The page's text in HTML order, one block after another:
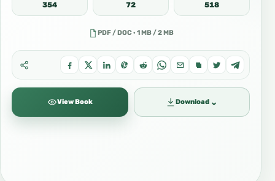
#علم_نافع
#اللغة_العربية
#تعلم_العربية
#العربية_لغة_القرآن
#علوم_القرآن
354 72 518
PDF / DOC · 1 MB / 2 MB
View Book Download ⌄